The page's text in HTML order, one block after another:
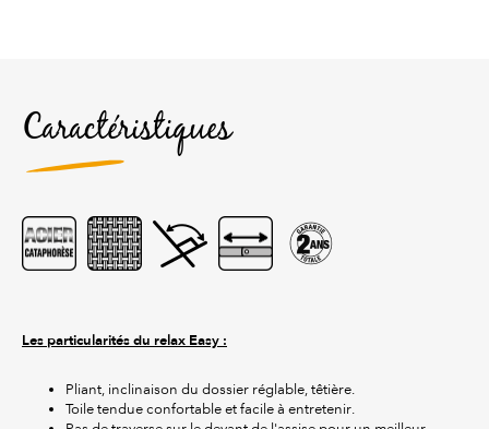
Caractéristiques
Les particularités du relax Easy :
Pliant, inclinaison du dossier réglable, têtière.
Toile tendue confortable et facile à entretenir.